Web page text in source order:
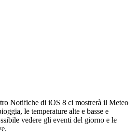
Notifiche di iOS 8 ci mostrerà il Meteo
le temperature alte e basse e
vedere gli eventi del giorno e le